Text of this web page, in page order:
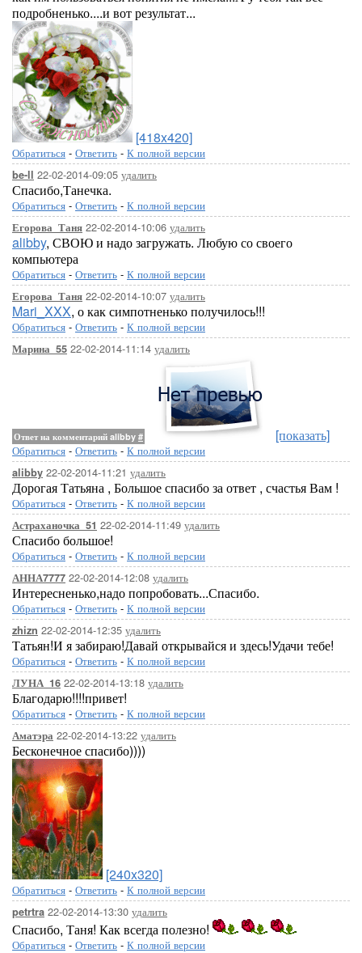
подробненько....и вот результат...
[418x420]
Обратиться - Ответить - К полной версии
be-ll 22-02-2014-09:05 удалить
Спасибо,Танечка.
Обратиться - Ответить - К полной версии
Егорова_Таня 22-02-2014-10:06 удалить
alibby, СВОЮ и надо загружать. Любую со своего
компьютера
Обратиться - Ответить - К полной версии
Егорова_Таня 22-02-2014-10:07 удалить
Mari_XXX, о как симпотненько получилось!!!
Обратиться - Ответить - К полной версии
Марина_55 22-02-2014-11:14 удалить
Ответ на комментарий alibby # [показать]
Обратиться - Ответить - К полной версии
alibby 22-02-2014-11:21 удалить
Дорогая Татьяна , Большое спасибо за ответ , счастья Вам !
Обратиться - Ответить - К полной версии
Астраханочка_51 22-02-2014-11:49 удалить
Спасибо большое!
Обратиться - Ответить - К полной версии
АННА7777 22-02-2014-12:08 удалить
Интересненько,надо попробовать...Спасибо.
Обратиться - Ответить - К полной версии
zhizn 22-02-2014-12:35 удалить
Татьян!И я забираю!Давай открывайся и здесь!Удачи тебе!
Обратиться - Ответить - К полной версии
ЛУНА_16 22-02-2014-13:18 удалить
Благодарю!!!!привет!
Обратиться - Ответить - К полной версии
Аматэра 22-02-2014-13:22 удалить
Бесконечное спасибо))))
[240x320]
Обратиться - Ответить - К полной версии
petrtra 22-02-2014-13:30 удалить
Спасибо, Таня! Как всегда полезно!
Обратиться - Ответить - К полной версии